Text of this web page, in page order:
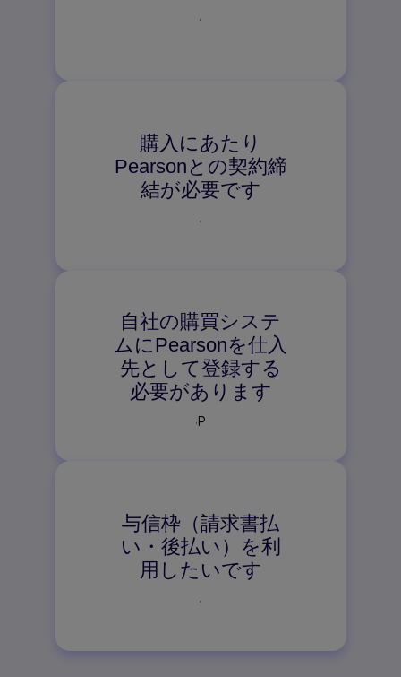
↓
購入にあたり
Pearsonとの契約締
結が必要です
↓
自社の購買システ
ムにPearsonを仕入
先として登録する
必要があります
↓P
与信枠（請求書払
い・後払い）を利
用したいです
↓